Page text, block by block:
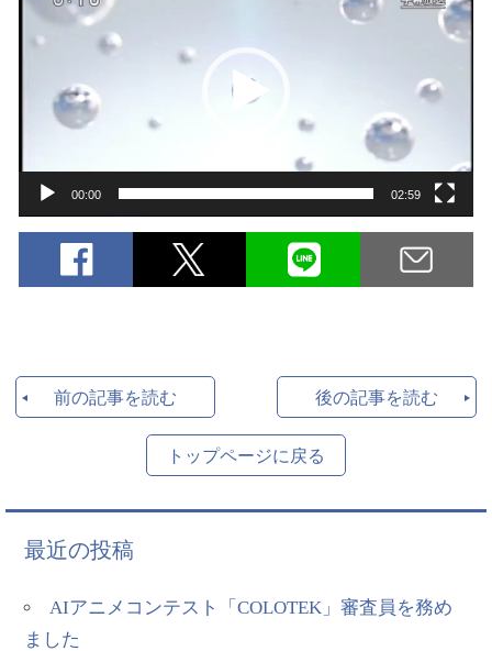
画
ー
00:00 02:59
前の記事を読む 後の記事を読む
トップページに戻る
最近の投稿
AIアニメコンテスト「COLOTEK」審査員を務め
ました